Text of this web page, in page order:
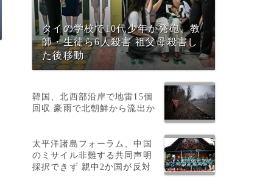
タイの学校で10代少年が発砲、教
師・生徒ら6人殺害 祖父母殺害し
た後移動
韓国、北西部沿岸で地雷15個
回収 豪雨で北朝鮮から流出か
太平洋諸島フォーラム、中国
のミサイル非難する共同声明
採択できず 親中2か国が反対